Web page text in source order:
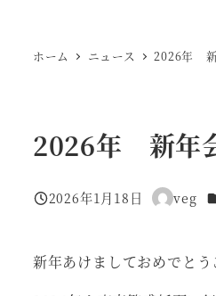
ホーム ニュース 2026年
2026年 新年
投稿日
2026年1月18日
著
veg
新年あけましておめでとう